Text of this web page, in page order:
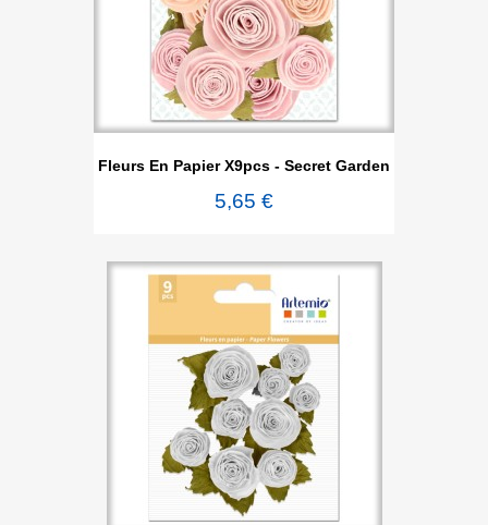
Fleurs En Papier X9pcs - Secret Garden
5,65 €